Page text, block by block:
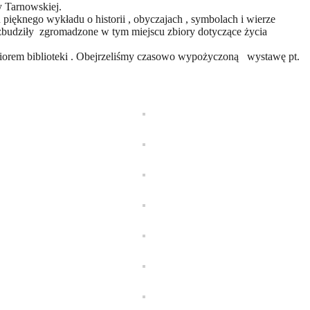
Tarnowskiej.
wykładu o historii , obyczajach , symbolach i wierze
zgromadzone w tym miejscu zbiory dotyczące życia
biblioteki . Obejrzeliśmy czasowo wypożyczoną wystawę pt.